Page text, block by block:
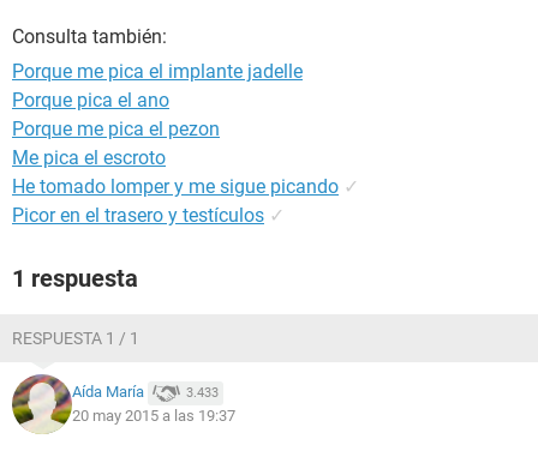
Consulta también:
Porque me pica el implante jadelle
Porque pica el ano
Porque me pica el pezon
Me pica el escroto
He tomado lomper y me sigue picando ✓
Picor en el trasero y testículos ✓
1 respuesta
RESPUESTA 1 / 1
Aída María 3.433
20 may 2015 a las 19:37